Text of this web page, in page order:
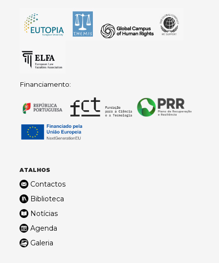
Financiamento:
ATALHOS
Contactos
Biblioteca
Notícias
Agenda
Galeria